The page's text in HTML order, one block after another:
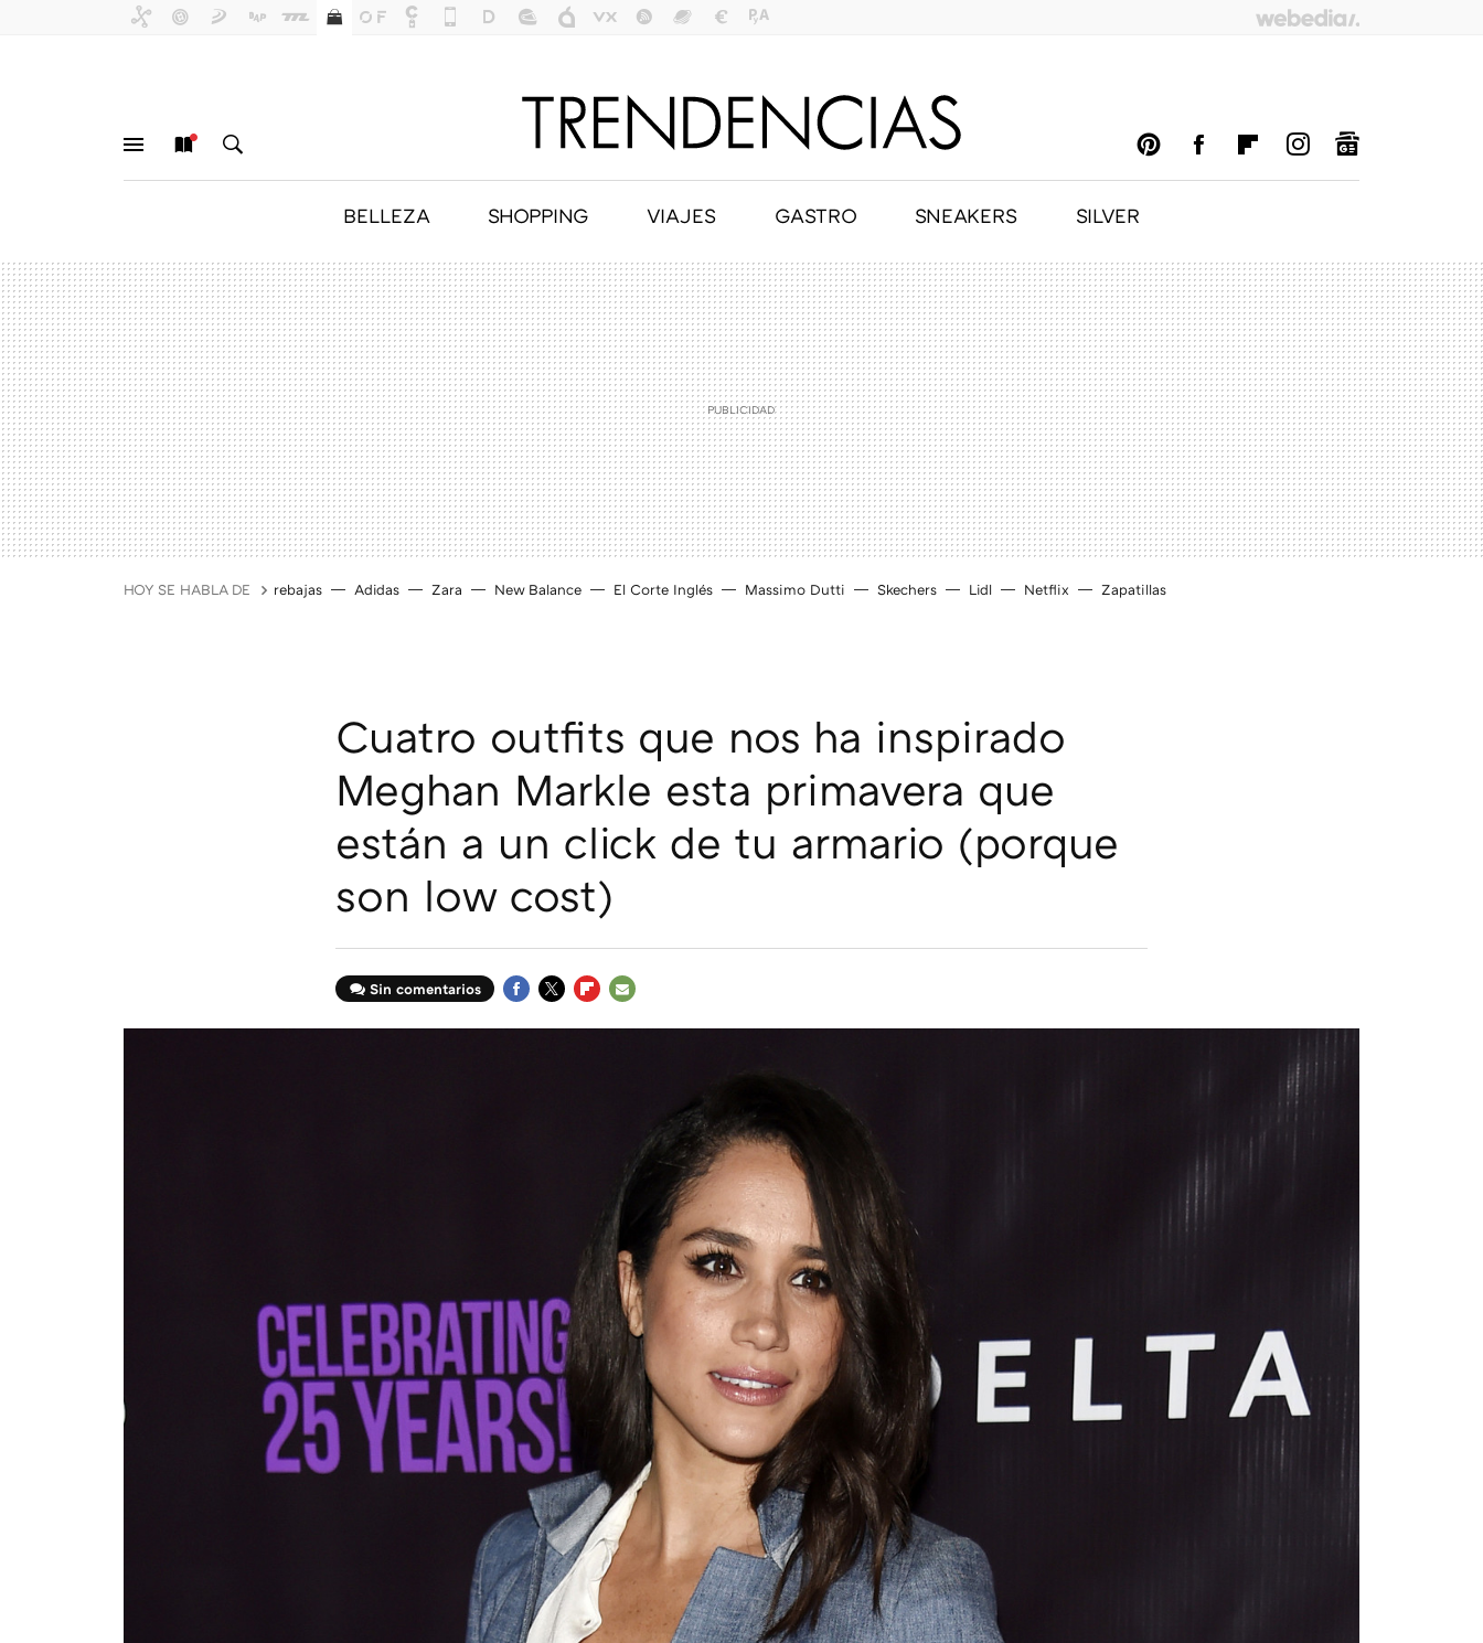
BELLEZA SHOPPING VIAJES GASTRO SNEAKERS SILVER
HOY SE HABLA DE rebajas Adidas Zara New Balance El Corte Inglés Massimo Dutti Skechers Lidl Netflix Zapatillas
Cuatro outfits que nos ha inspirado
Meghan Markle esta primavera que
están a un click de tu armario (porque
son low cost)
Sin comentarios